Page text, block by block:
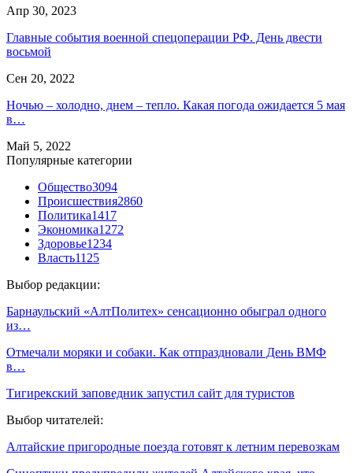
Апр 30, 2023
Главные события военной спецоперации РФ. День двести
восьмой
Сен 20, 2022
Ночью – холодно, днем – тепло. Какая погода ожидается 5 мая
в…
Май 5, 2022
Популярные категории
Общество3094
Происшествия2860
Политика1417
Экономика1272
Здоровье1234
Власть1125
Выбор редакции:
Барнаульский «АлтПолитех» сенсационно обыграл одного
из…
Отмечали моряки и собаки. Как отпраздновали День ВМФ
в…
Тигирекский заповедник запустил сайт для туристов
Выбор читателей:
Алтайские пригородные поезда готовят к летним перевозкам